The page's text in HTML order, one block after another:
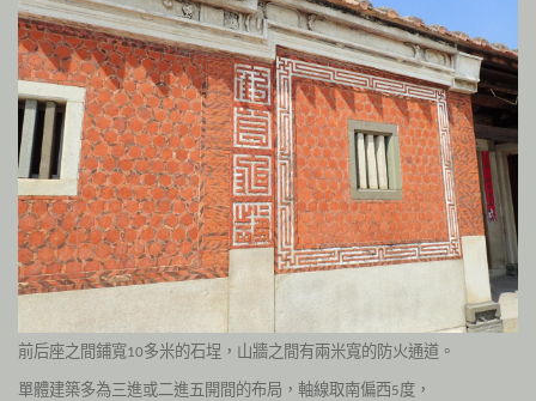
前后座之間鋪寬10多米的石埕，山牆之間有兩米寬的防火通道。
單體建築多為三進或二進五開間的布局，軸線取南偏西5度，